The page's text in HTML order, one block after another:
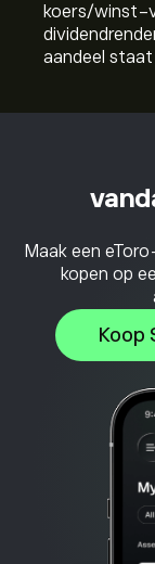
Maak een
kopen op
Koop
koers/winst-
aandeel